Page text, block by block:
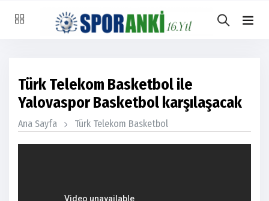
Türk Telekom Basketbol ile
Yalovaspor Basketbol karşılaşacak
Ana Sayfa Türk Telekom Basketbol